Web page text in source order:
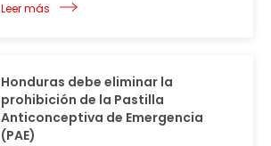
Leer más
Honduras debe eliminar la
prohibición de la Pastilla
Anticonceptiva de Emergencia
(PAE)